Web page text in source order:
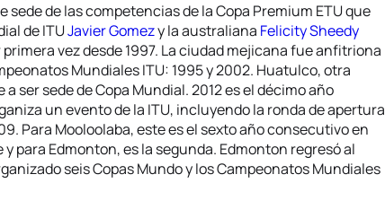
de las competencias de la Copa Premium ETU que
de ITUJavier Gomezy la australiana Felicity Sheedy
vez desde 1997. La ciudad mejicana fue anfitriona
Mundiales ITU: 1995 y 2002. Huatulco, otra
ser sede de Copa Mundial. 2012 es el décimo año
un evento de la ITU, incluyendo la ronda de apertura
Para Mooloolaba, este es el sexto año consecutivo en
para Edmonton, es la segunda. Edmonton regresó al
seis Copas Mundo y los Campeonatos Mundiales